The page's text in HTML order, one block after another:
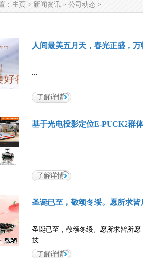
： 主页 > 新闻资讯 > 公司动态 >
人间最美五月天，春光正盛，
...
了解详情
基于光电投影定位E-PUCK2群
...
了解详情
圣诞已至，敬颂冬绥。愿所求皆
圣诞已至，敬颂冬绥。愿所求皆所
技...
了解详情